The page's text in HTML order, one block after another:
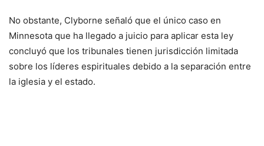
No obstante, Clyborne señaló que el único caso en
Minnesota que ha llegado a juicio para aplicar esta ley
concluyó que los tribunales tienen jurisdicción limitada
sobre los líderes espirituales debido a la separación entre
la iglesia y el estado.